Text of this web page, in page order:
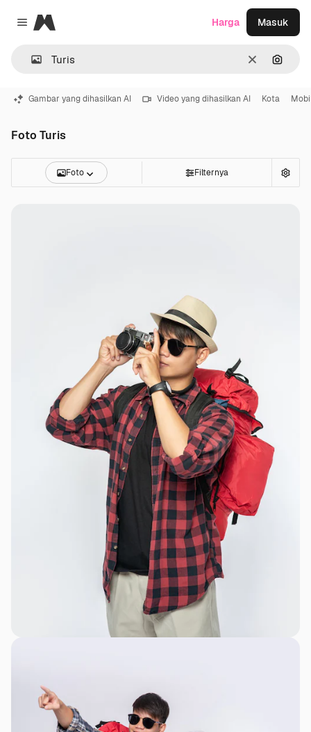
Close menu
Magnific
Jernih
Harga Masuk
Gambar yang dihasilkan AI Video yang dihasilkan AI Kota
Foto Turis
Foto Filternya